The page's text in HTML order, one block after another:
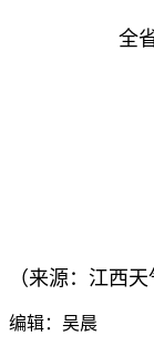
全
（来源：江西天
编辑：吴晨